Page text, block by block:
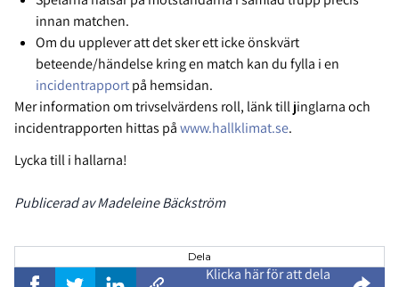
innan matchen.
Om du upplever att det sker ett icke önskvärt
beteende/händelse kring en match kan du fylla i en
incidentrapportpå hemsidan.
Mer information om trivselvärdens roll, länk till jinglarna och
incidentrapporten hittas påwww.hallklimat.se.
Lycka till i hallarna!
Publicerad av Madeleine Bäckström
Dela
Klicka här för att dela